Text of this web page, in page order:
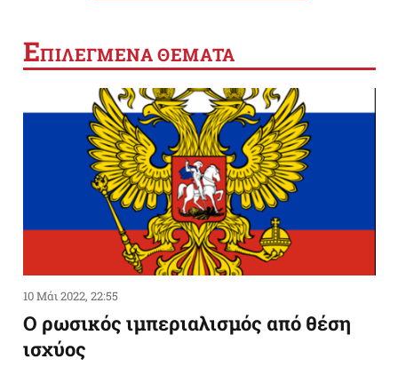
ΕΠΙΛΕΓΜΕΝΑ ΘΕΜΑΤΑ
10 Μάι 2022, 22:55
Ο ρωσικός ιμπεριαλισμός από θέση
ισχύος